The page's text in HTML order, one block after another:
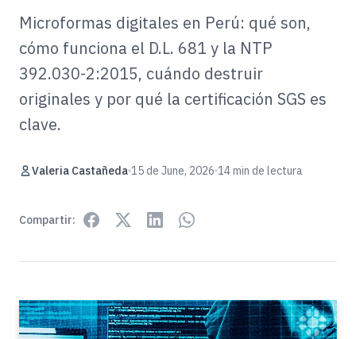
Microformas digitales en Perú: qué son,
cómo funciona el D.L. 681 y la NTP
392.030-2:2015, cuándo destruir
originales y por qué la certificación SGS es
clave.
Valeria Castañeda 15 de June, 2026 14 min de lectura
Compartir: